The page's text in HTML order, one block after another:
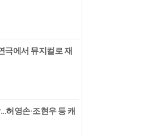
극에서 뮤지컬로 재
허영손·조현우 등 캐